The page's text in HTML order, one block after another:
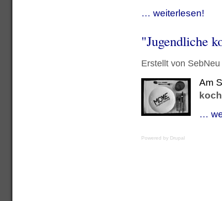
… weiterlesen!
"Jugendliche
Erstellt von
Am
…
Powered by Drupal